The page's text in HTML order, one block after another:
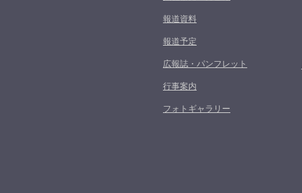
報道資料
報道予定
広報誌・パンフレット
行事案内
フォトギャラリー